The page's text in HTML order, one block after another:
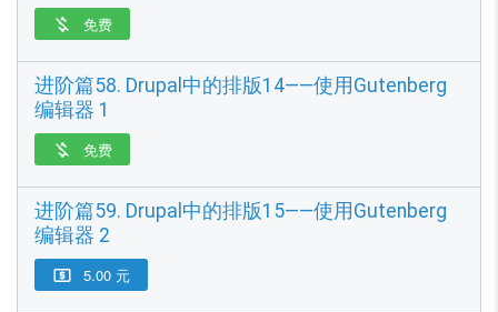
 免费
进阶篇58. Drupal中的排版14——使用Gutenberg
编辑器 1
 免费
进阶篇59. Drupal中的排版15——使用Gutenberg
编辑器 2
 5.00 元